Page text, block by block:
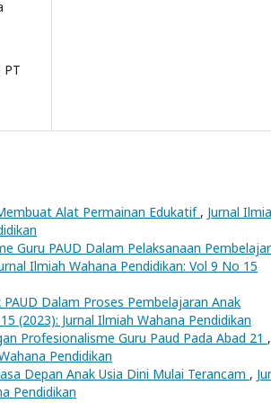
PT
Alat Permainan Edukatif , Jurnal
Guru PAUD Dalam Pelaksanaan
Ilmiah Wahana Pendidikan: Vol 9 No 15
Dalam Proses Pembelajaran Anak
(2023): Jurnal Ilmiah Wahana Pendidikan
Profesionalisme Guru Paud Pada Abad 21 ,
Pendidikan
Depan Anak Usia Dini Mulai Terancam ,
Pendidikan